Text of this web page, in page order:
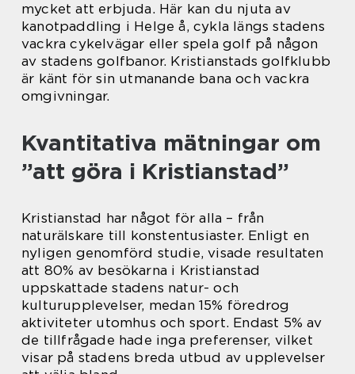
mycket att erbjuda. Här kan du njuta av
kanotpaddling i Helge å, cykla längs stadens
vackra cykelvägar eller spela golf på någon
av stadens golfbanor. Kristianstads golfklubb
är känt för sin utmanande bana och vackra
omgivningar.
Kvantitativa mätningar om
”att göra i Kristianstad”
Kristianstad har något för alla – från
naturälskare till konstentusiaster. Enligt en
nyligen genomförd studie, visade resultaten
att 80% av besökarna i Kristianstad
uppskattade stadens natur- och
kulturupplevelser, medan 15% föredrog
aktiviteter utomhus och sport. Endast 5% av
de tillfrågade hade inga preferenser, vilket
visar på stadens breda utbud av upplevelser